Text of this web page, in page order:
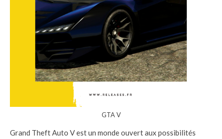
GTA V
Grand Theft Auto V est un monde ouvert aux possibilités